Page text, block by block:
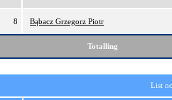
8 Bąbacz Grzegorz Piotr
Totalling
List